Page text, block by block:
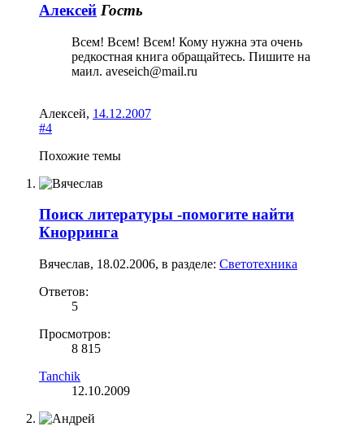
Алексей Гость
Всем! Всем! Всем! Кому нужна эта очень
редкостная книга обращайтесь. Пишите на
маил. aveseich@mail.ru
Алексей, 14.12.2007
#4
Похожие темы
Поиск литературы -помогите найти
Кнорринга
Вячеслав, 18.02.2006, в разделе: Светотехника
Ответов:
5
Просмотров:
8 815
Tanchik
12.10.2009